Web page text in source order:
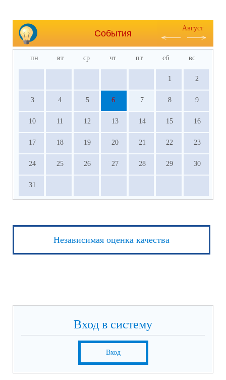
События
Август
пн вт ср чт пт сб вс
1 2
3 4 5 6 7 8 9
10 11 12 13 14 15 16
17 18 19 20 21 22 23
24 25 26 27 28 29 30
31
Независимая оценка качества
Вход в систему
Вход